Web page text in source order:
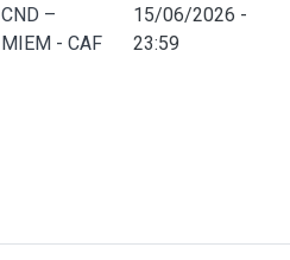
CND –
MIEM - CAF
15/06/2026 -
23:59